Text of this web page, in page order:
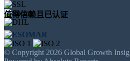
值得信赖且已认证
© Copyright 2026 Global Growth